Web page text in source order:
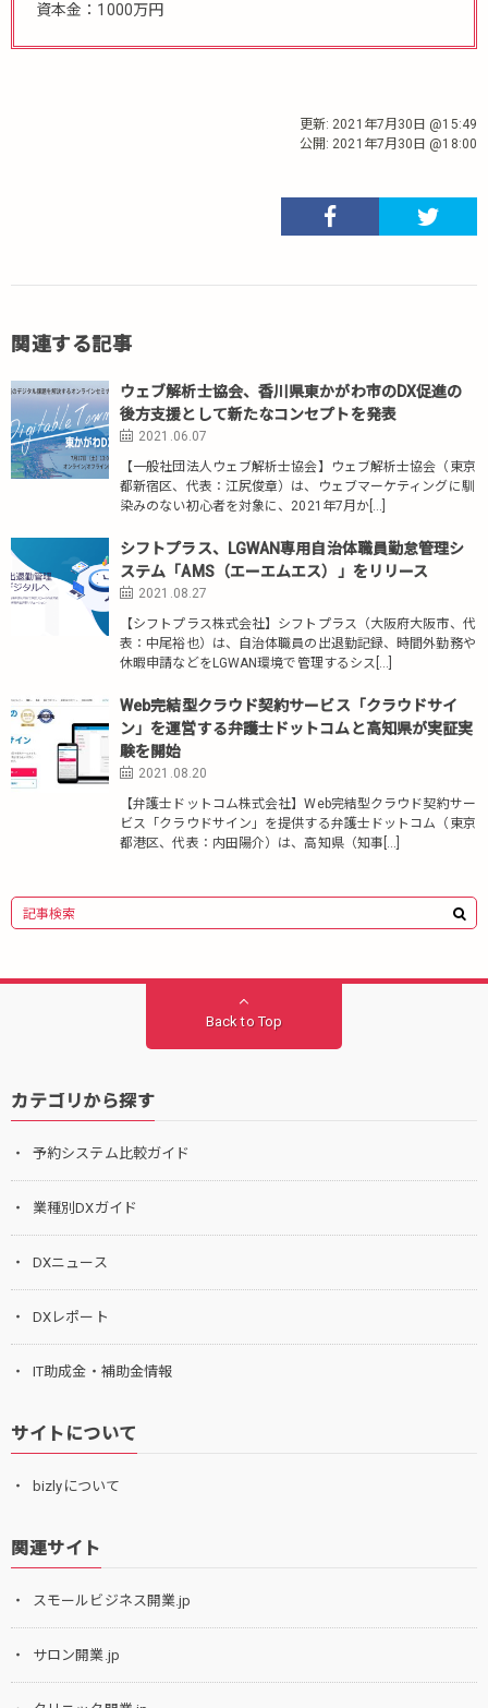
資本金：1000万円
更新: 2021年7月30日 @15:49
公開: 2021年7月30日 @18:00
関連する記事
ウェブ解析士協会、香川県東かがわ市のDX促進の
後方支援として新たなコンセプトを発表
2021.06.07
【一般社団法人ウェブ解析士協会】ウェブ解析士協会（東京
都新宿区、代表：江尻俊章）は、ウェブマーケティングに馴
染みのない初心者を対象に、2021年7月か[…]
シフトプラス、LGWAN専用自治体職員勤怠管理シ
ステム「AMS（エーエムエス）」をリリース
2021.08.27
【シフトプラス株式会社】シフトプラス（大阪府大阪市、代
表：中尾裕也）は、自治体職員の出退勤記録、時間外勤務や
休暇申請などをLGWAN環境で管理するシス[…]
Web完結型クラウド契約サービス「クラウドサイ
ン」を運営する弁護士ドットコムと高知県が実証実
験を開始
2021.08.20
【弁護士ドットコム株式会社】Web完結型クラウド契約サー
ビス「クラウドサイン」を提供する弁護士ドットコム（東京
都港区、代表：内田陽介）は、高知県（知事[…]
Back to Top
カテゴリから探す
予約システム比較ガイド
業種別DXガイド
DXニュース
DXレポート
IT助成金・補助金情報
サイトについて
bizlyについて
関連サイト
スモールビジネス開業.jp
サロン開業.jp